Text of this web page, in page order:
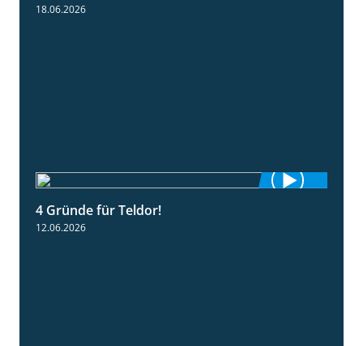
18.06.2026
4 Gründe für Teldor!
12.06.2026